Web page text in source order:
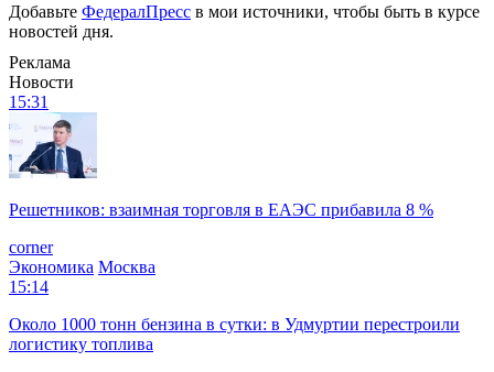
Добавьте ФедералПресс в мои источники, чтобы быть в курсе
новостей дня.
Реклама
Новости
15:31
Решетников: взаимная торговля в ЕАЭС прибавила 8 %
corner
Экономика Москва
15:14
Около 1000 тонн бензина в сутки: в Удмуртии перестроили
логистику топлива